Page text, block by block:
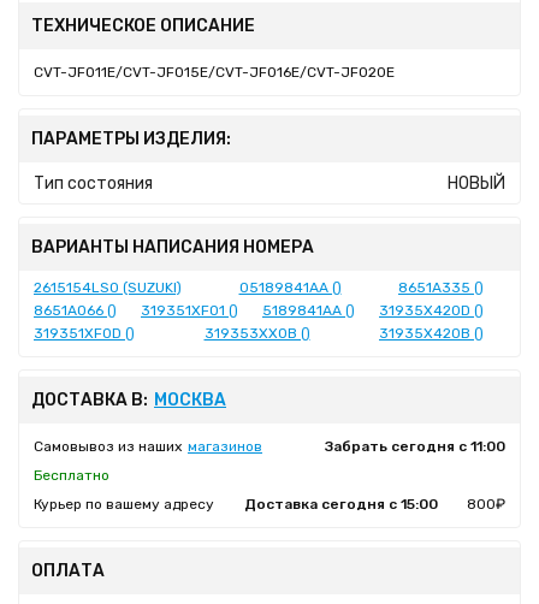
ТЕХНИЧЕСКОЕ ОПИСАНИЕ
CVT-JF011E/CVT-JF015E/CVT-JF016E/CVT-JF020E
ПАРАМЕТРЫ ИЗДЕЛИЯ:
Тип состояния НОВЫЙ
ВАРИАНТЫ НАПИСАНИЯ НОМЕРА
2615154LS0 (SUZUKI) 05189841AA ()
8651A335 ()
8651A066 ()
319351XF01 () 5189841AA ()
31935X420D ()
319351XF0D ()
319353XX0B () 31935X420B ()
ДОСТАВКА В: МОСКВА
Самовывоз из наших магазинов
Забрать сегодня с 11:00
Бесплатно
Курьер по вашему адресу
Доставка сегодня с 15:00 800₽
ОПЛАТА